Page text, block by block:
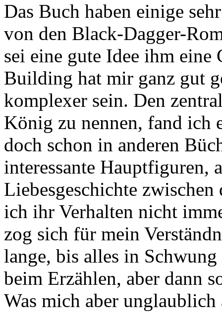
Das Buch haben einige
von den Black-Dagger-
sei eine gute Idee ihm eine
Building hat mir ganz gut
komplexer sein. Den
König zu nennen, fand ich
doch schon in anderen
interessante Hauptfiguren,
Liebesgeschichte
ich ihr Verhalten nicht
zog sich für mein
lange, bis alles in
beim Erzählen, aber dann
Was mich aber